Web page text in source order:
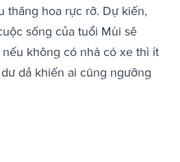
thăng hoa rực rỡ. Dự kiến,
sống của tuổi Mùi sẽ
không có nhà có xe thì ít
dả khiến ai cũng ngưỡng